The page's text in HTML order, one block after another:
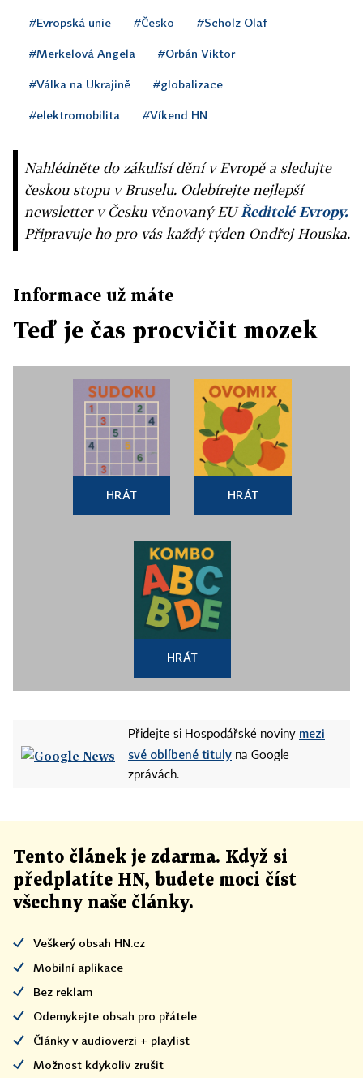
#Evropská unie #Česko #Scholz Olaf
#Merkelová Angela #Orbán Viktor
#Válka na Ukrajině #globalizace
#elektromobilita #Víkend HN
Nahlédněte do zákulisí dění v Evropě a sledujte
českou stopu v Bruselu. Odebírejte nejlepší
newsletter v Česku věnovaný EUŘeditelé Evropy.
Připravuje ho pro vás každý týden Ondřej Houska.
Informace už máte
Teď je čas procvičit mozek
HRÁT HRÁT
HRÁT
Přidejte si Hospodářské noviny mezi
své oblíbené tituly na Google
zprávách.
Tento článek je zdarma. Když si
předplatíte HN, budete moci číst
všechny naše články.
Veškerý obsah HN.cz
Mobilní aplikace
Bez reklam
Odemykejte obsah pro přátele
Články v audioverzi + playlist
Možnost kdykoliv zrušit